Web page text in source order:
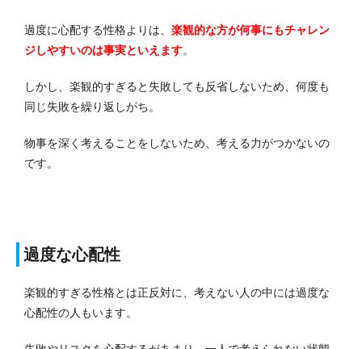
過度に心配する性格よりは、 楽観的な方が何事にもチャレン
ジしやすいのは事実といえます。
しかし、楽観的すぎると失敗しても反省しないため、何度も
同じ失敗を繰り返しがち。
物事を深く考えることをしないため、考える力がつかないの
です。
過度な心配性
楽観的すぎる性格とは正反対に、考えない人の中には過度な
心配性の人もいます。